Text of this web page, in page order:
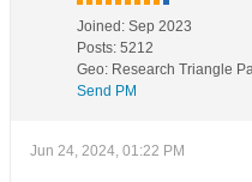
Joined: Sep 2023
Posts: 5212
Geo: Research Triangle
Send PM
Jun 24, 2024, 01:22 PM